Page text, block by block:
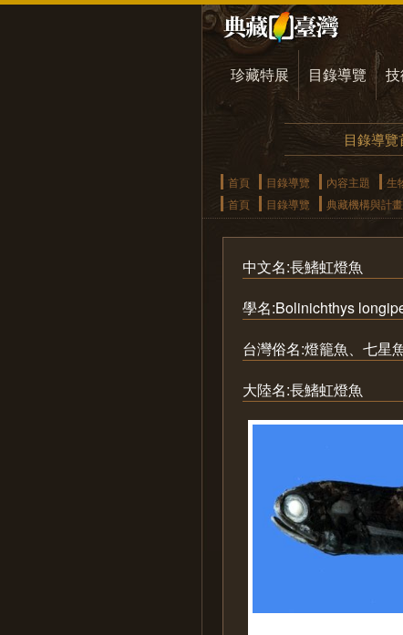
珍藏特展 目錄導覽
目錄導覽
首頁 目錄導覽 內容主題 生
首頁
目錄導覽 典藏機構與計畫
中文名:長鰭虹燈魚
學名:Bolinichthys
台灣俗名:燈籠魚、七星
大陸名:長鰭虹燈魚